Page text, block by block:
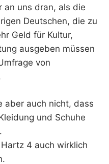
an uns dran, als die
Deutschen, die zu
Geld für Kultur,
ausgeben müssen
von
aber auch nicht, dass
und Schuhe
4 auch wirklich